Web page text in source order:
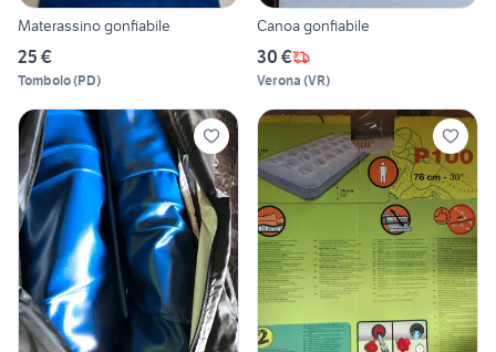
Materassino gonfiabile
25 €
Tombolo(PD)
Canoa gonfiabile
30 €
Verona (VR)